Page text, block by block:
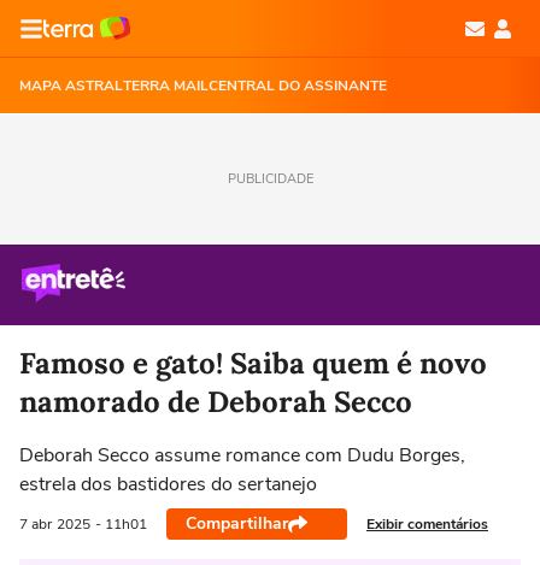
MAPA ASTRALTERRA MAILCENTRAL DO ASSINANTE
PUBLICIDADE
Famoso e gato! Saiba quem é novo
namorado de Deborah Secco
Deborah Secco assume romance com Dudu Borges,
estrela dos bastidores do sertanejo
7 abr 2025 - 11h01 Compartilhar Exibir comentários